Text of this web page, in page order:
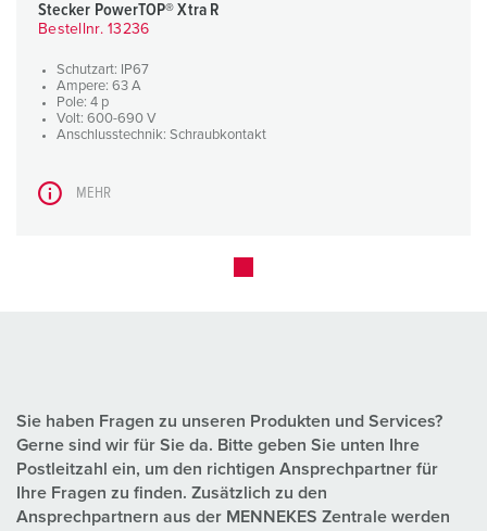
Stecker PowerTOP® Xtra R
Bestellnr. 13236
Schutzart: IP67
Ampere: 63 A
Pole: 4 p
Volt: 600-690 V
Anschlusstechnik: Schraubkontakt
MEHR
Sie haben Fragen zu unseren Produkten und Services?
Gerne sind wir für Sie da. Bitte geben Sie unten Ihre
Postleitzahl ein, um den richtigen Ansprechpartner für
Ihre Fragen zu finden. Zusätzlich zu den
Ansprechpartnern aus der MENNEKES Zentrale werden